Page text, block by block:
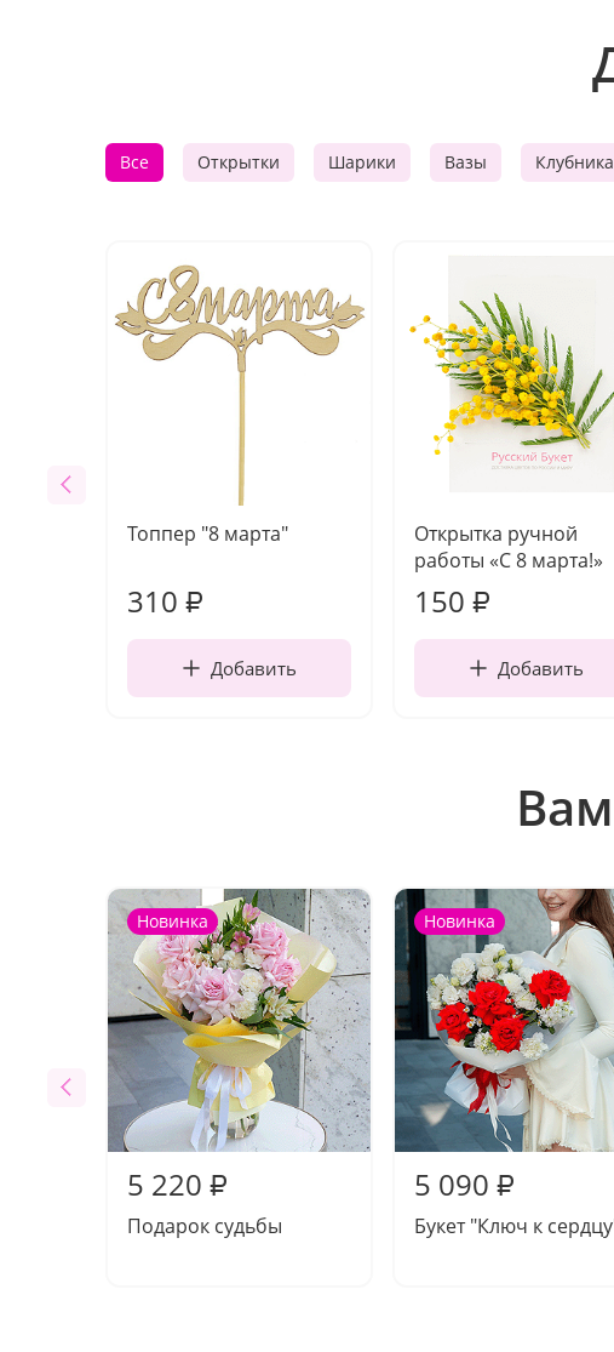
Все Открытки Шарики Вазы Клубника
Топпер "8 марта"
310 ₽
Добавить
Открытка ручной
работы «С 8 марта!»
150 ₽
Добавить
Новинка
5 220 ₽
Подарок судьбы
Новинка
5 090 ₽
Букет "Ключ к